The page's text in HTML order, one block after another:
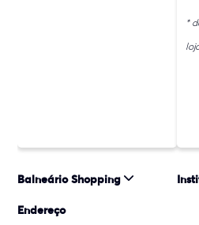
*
Balneário Shopping
Endereço